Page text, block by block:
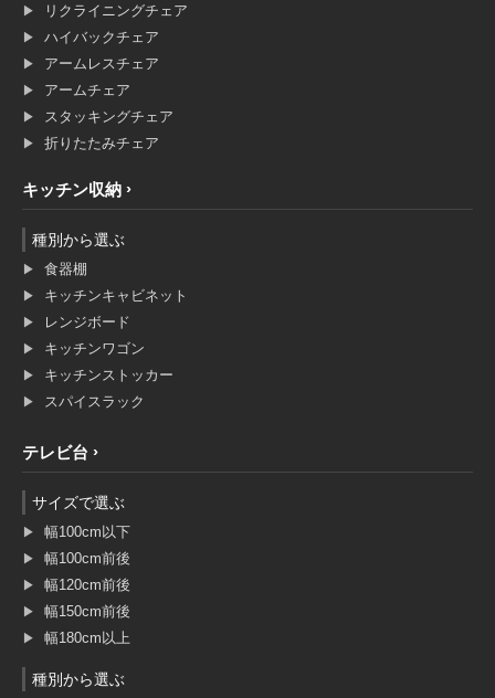
リクライニングチェア
ハイバックチェア
アームレスチェア
アームチェア
スタッキングチェア
折りたたみチェア
キッチン収納
種別から選ぶ
食器棚
キッチンキャビネット
レンジボード
キッチンワゴン
キッチンストッカー
スパイスラック
テレビ台
サイズで選ぶ
幅100cm以下
幅100cm前後
幅120cm前後
幅150cm前後
幅180cm以上
種別から選ぶ